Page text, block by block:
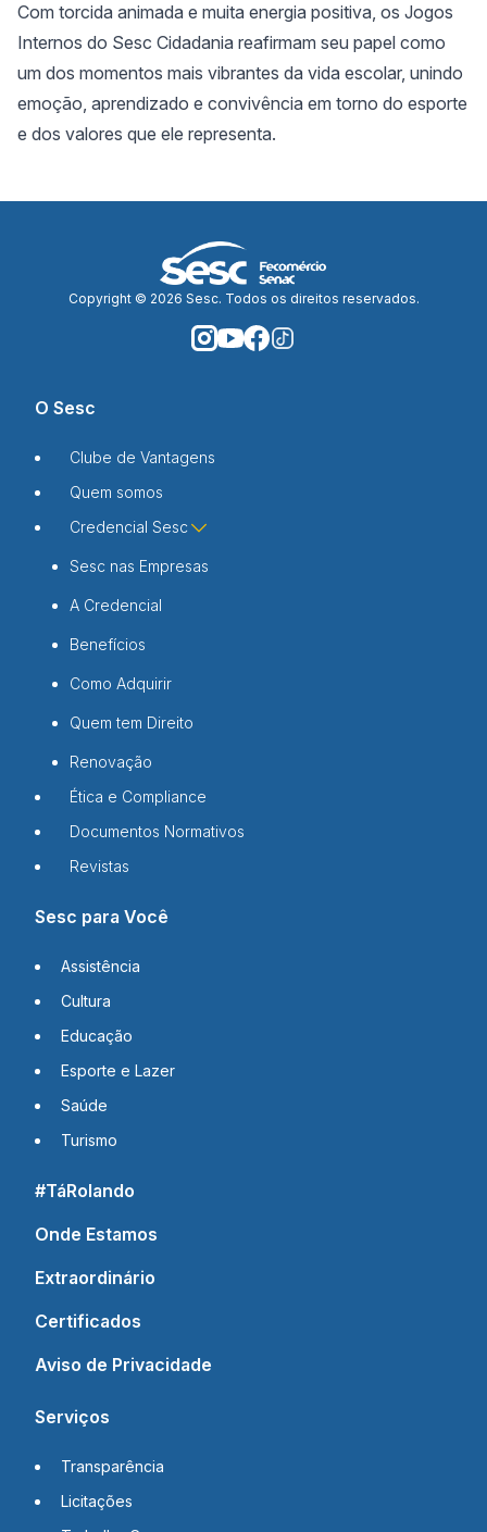
Com torcida animada e muita energia positiva, os Jogos
Internos do Sesc Cidadania reafirmam seu papel como
um dos momentos mais vibrantes da vida escolar, unindo
emoção, aprendizado e convivência em torno do esporte
e dos valores que ele representa.
Copyright © 2026 Sesc. Todos os direitos reservados.
O Sesc
Clube de Vantagens
Quem somos
Credencial Sesc
Sesc nas Empresas
A Credencial
Benefícios
Como Adquirir
Quem tem Direito
Renovação
Ética e Compliance
Documentos Normativos
Revistas
Sesc para Você
Assistência
Cultura
Educação
Esporte e Lazer
Saúde
Turismo
#TáRolando
Onde Estamos
Extraordinário
Certificados
Aviso de Privacidade
Serviços
Transparência
Licitações